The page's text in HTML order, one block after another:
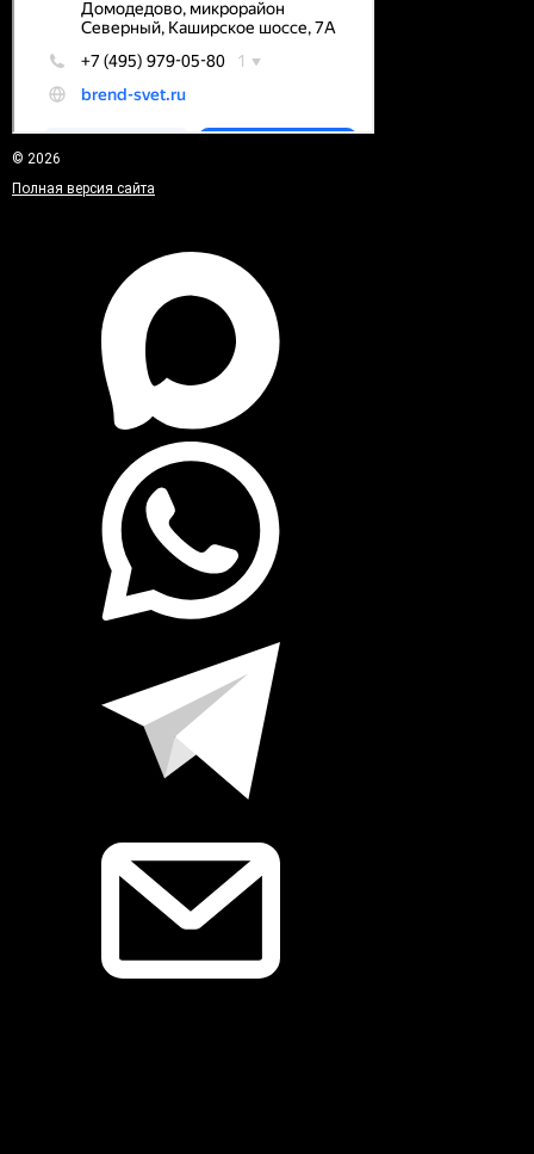
© 2026
Полная версия сайта